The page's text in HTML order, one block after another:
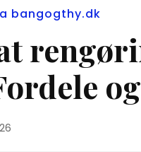
bangogthy.dk